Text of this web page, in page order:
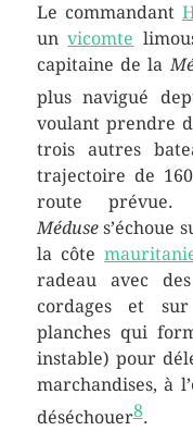
Le commandant
unvicomte
capitaine de la
plus navigué
voulant prendre
trois autres
trajectoire de
route
Méduses’échoue
la côte
radeau avec des
cordages et
planches qui
instable) pour
marchandises, à
déséchouer8.